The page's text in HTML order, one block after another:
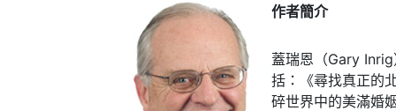
作者簡介
蓋瑞恩（Gary
括：《尋找真正的
碎世界中的美滿婚